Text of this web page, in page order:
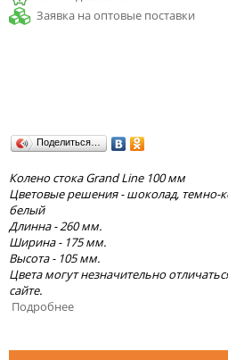
Заявка на оптовые поставки
Поделиться…
Колено стока Grand Line 100 мм
Цветовые решения - шоколад, темно-
белый
Длинна - 260 мм.
Ширина - 175 мм.
Высота - 105 мм.
Цвета могут незначительно
сайте.
Подробнее